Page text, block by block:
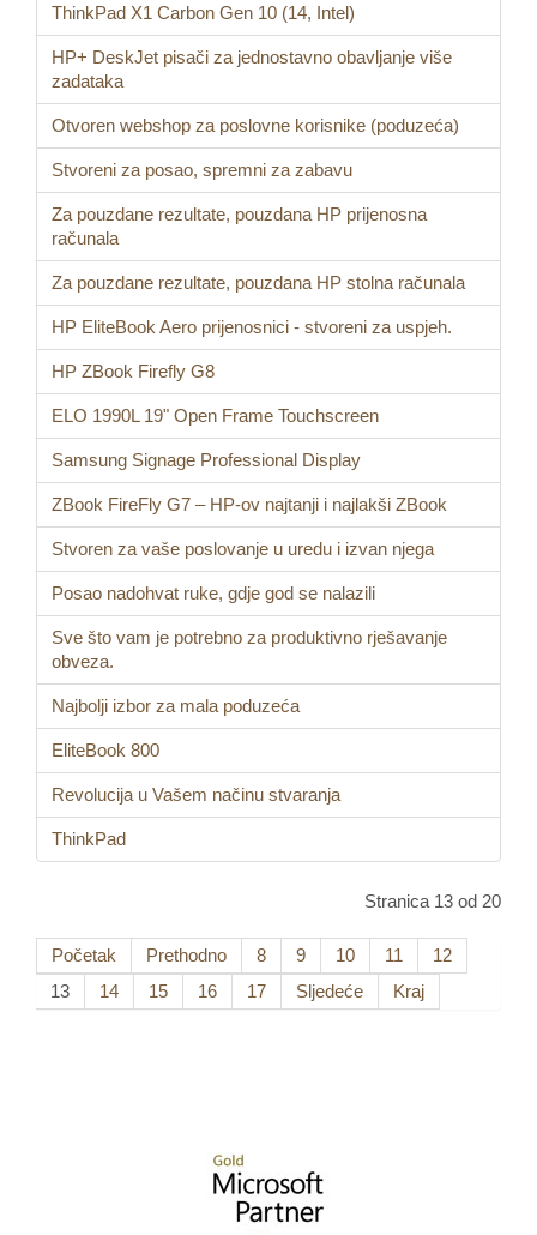
ThinkPad X1 Carbon Gen 10 (14, Intel)
HP+ DeskJet pisači za jednostavno obavljanje više
zadataka
Otvoren webshop za poslovne korisnike (poduzeća)
Stvoreni za posao, spremni za zabavu
Za pouzdane rezultate, pouzdana HP prijenosna
računala
Za pouzdane rezultate, pouzdana HP stolna računala
HP EliteBook Aero prijenosnici - stvoreni za uspjeh.
HP ZBook Firefly G8
ELO 1990L 19" Open Frame Touchscreen
Samsung Signage Professional Display
ZBook FireFly G7 – HP-ov najtanji i najlakši ZBook
Stvoren za vaše poslovanje u uredu i izvan njega
Posao nadohvat ruke, gdje god se nalazili
Sve što vam je potrebno za produktivno rješavanje
obveza.
Najbolji izbor za mala poduzeća
EliteBook 800
Revolucija u Vašem načinu stvaranja
ThinkPad
Stranica 13 od 20
Početak Prethodno 8 9 10 11
12
13
14 15 16 17 Sljedeće Kraj